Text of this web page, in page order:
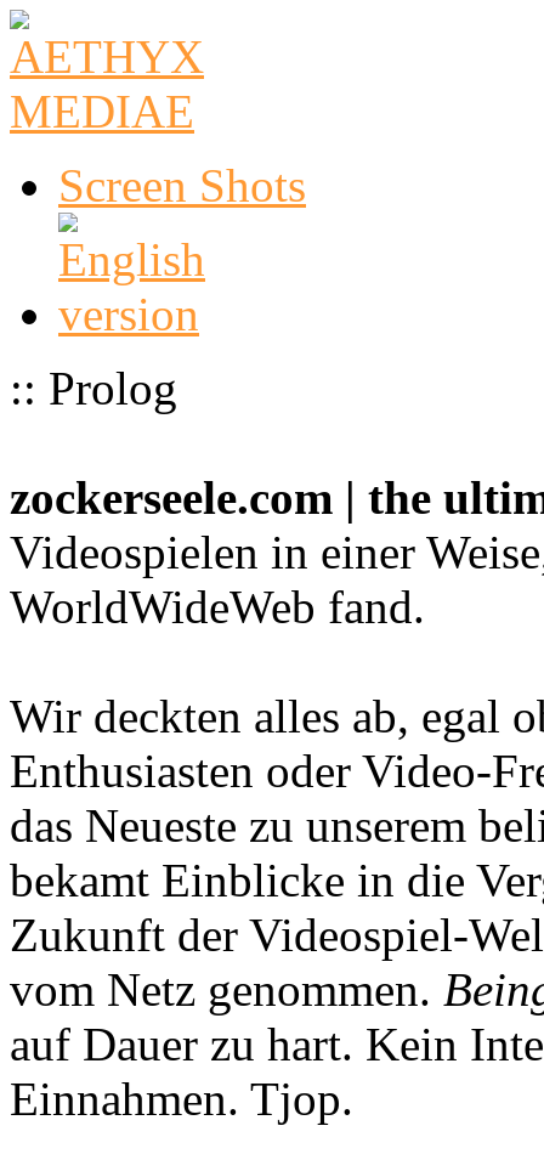
Screen Shots
:: Prolog
zockerseele.com | the
Videospielen in einer
WorldWideWeb fand.
Wir deckten alles ab, egal
Enthusiasten oder Video-
das Neueste zu unserem
bekamt Einblicke in die
Zukunft der Videospiel-
vom Netz genommen.
auf Dauer zu hart. Kein
Einnahmen. Tjop.